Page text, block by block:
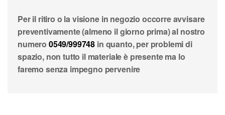
Per il ritiro o la visione in negozio occorre avvisare
preventivamente (almeno il giorno prima) al nostro
numero 0549/999748 in quanto, per problemi di
spazio, non tutto il materiale è presente ma lo
faremo senza impegno pervenire